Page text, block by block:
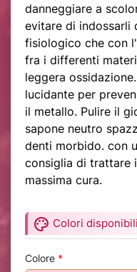
danneggiare a
evitare di indossarli
fisiologico che con
fra i differenti
leggera
lucidante per
il metallo. Pulire il
sapone neutro
denti morbido. con
consiglia di trattare
massima cura.
palette Colori disponibili
Colore *